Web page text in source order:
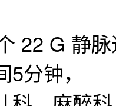
G 静脉
钟，